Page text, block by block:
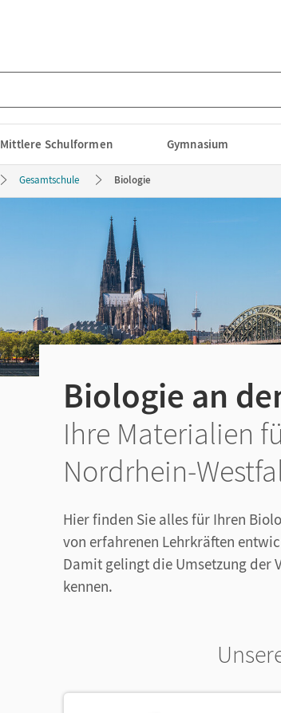
Mittlere Schulformen Gymnasium
Gesamtschule Biologie
Biologie an
Ihre Materialien
Nordrhein-
Hier finden Sie alles für Ihren
von erfahrenen Lehrkräften
Damit gelingt die Umsetzung der
kennen.